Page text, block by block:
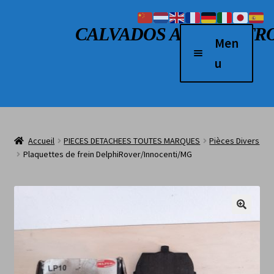
Aller à la navigation
Aller au contenu
CALVADOS AUTOMen
u
2 Roues
Véhicules vendus
L’atelier
Contact
Accueil PIECES DETACHEES TOUTES MARQUES
Pièces Divers
Plaquettes de frein DelphiRover/Innocenti/MG